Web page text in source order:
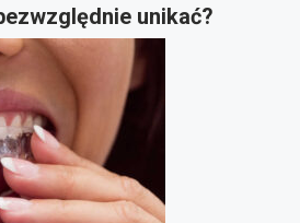
unikać?